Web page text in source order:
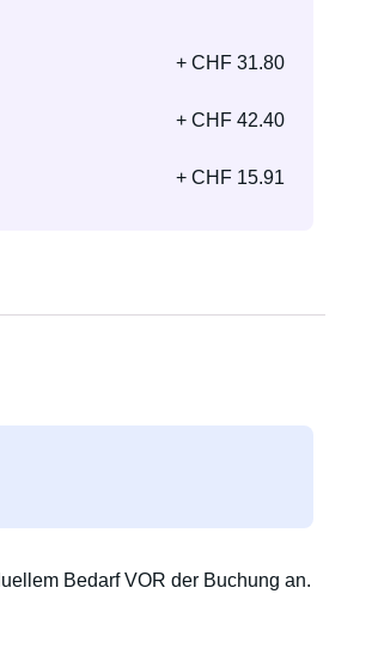
+ CHF 31.80
+ CHF 42.40
+ CHF 15.91
Bedarf VOR der Buchung an.